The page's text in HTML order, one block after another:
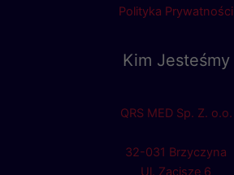
Polityka Prywatności
Kim Jesteśmy
QRS MED Sp. Z. o.o.
32-031 Brzyczyna
Ul. Zacisze 6